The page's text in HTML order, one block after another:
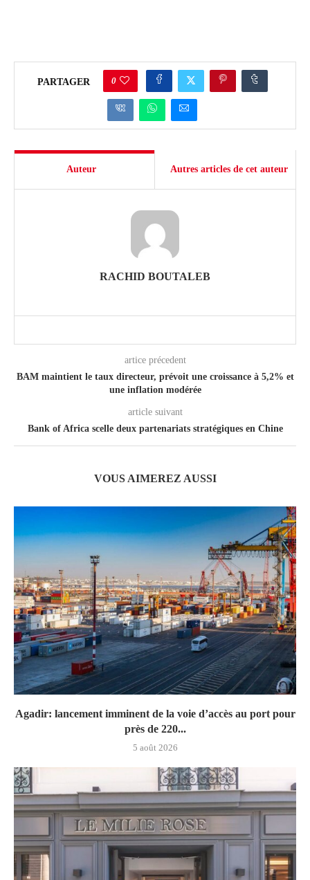
PARTAGER 0
Auteur Autres articles de cet auteur
RACHID BOUTALEB
artice précedent
BAM maintient le taux directeur, prévoit une croissance à 5,2% et
une inflation modérée
article suivant
Bank of Africa scelle deux partenariats stratégiques en Chine
VOUS AIMEREZ AUSSI
Agadir: lancement imminent de la voie d’accès au port pour
près de 220...
5 août 2026